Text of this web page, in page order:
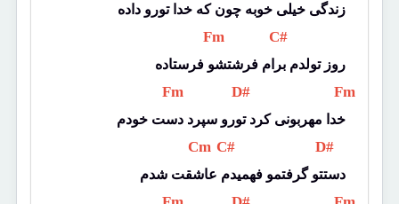
زندگی خیلی خوبه چون که خدا تورو داده
Fm C#
روز تولدم برام فرشتشو فرستاده
Fm D# Fm
خدا مهربونی کرد تورو سپرد دست خودم
Cm C# D#
دستتو گرفتمو فهمیدم عاشقت شدم